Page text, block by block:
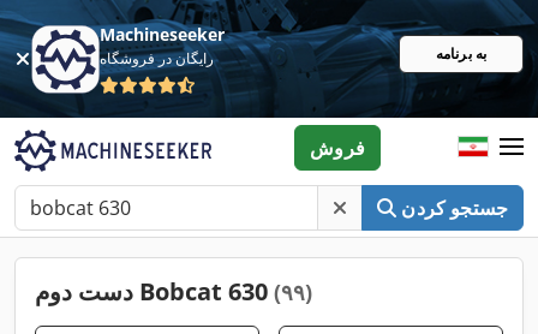
Machineseeker
رایگان در فروشگاه به برنامه
جستجو کردن
فروش
دست دوم Bobcat 630 (۹۹)